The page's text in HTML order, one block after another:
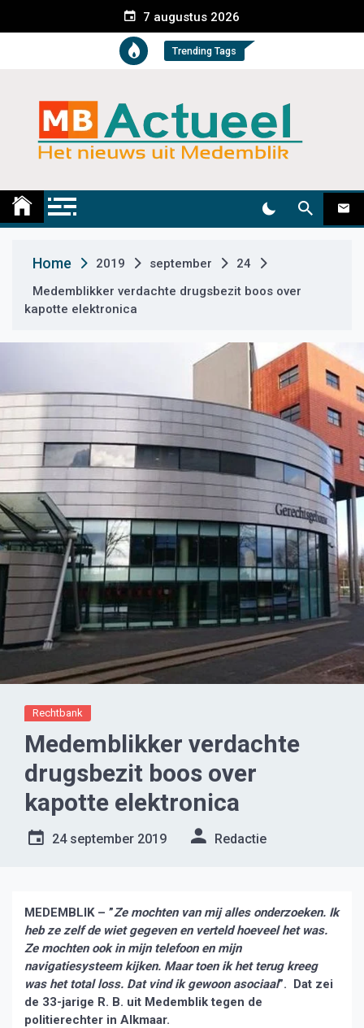
e
t
7 augustus 2026
Trending Tags
Medemblik Actueel
Home 2019 september
24
Medemblikker verdachte drugsbezit boos over
kapotte elektronica
Rechtbank
Medemblikker verdachte
drugsbezit boos over
kapotte elektronica
24 september 2019 Redactie
MEDEMBLIK – ”Ze mochten van mij alles onderzoeken. Ik
heb ze zelf de wiet gegeven en verteld hoeveel het was.
Ze mochten ook in mijn telefoon en mijn
navigatiesysteem kijken. Maar toen ik het terug kreeg
was het total loss. Dat vind ik gewoon asociaal”. Dat zei
de 33-jarige R. B. uit Medemblik tegen de
politierechter in Alkmaar.